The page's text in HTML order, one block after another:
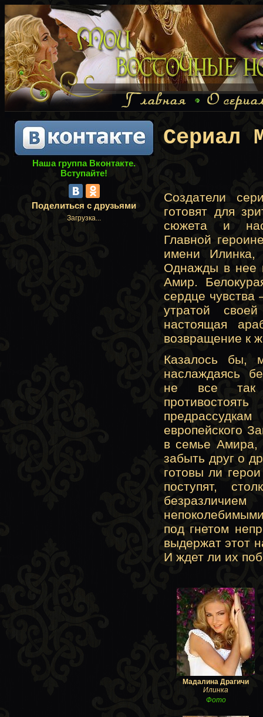
Наша группа Вконтакте.
Вступайте!
Поделиться с друзьями
Загрузка...
Сериал
Создатели
готовят для
сюжета и
Главной
имени Илинка,
Однажды в нее
Амир.
сердце чувства
утратой
настоящая
возвращение к
Казалось бы,
наслаждаясь
не все так
европейского
в семье
забыть друг о
готовы ли
поступят,
под гнетом
выдержат этот
И ждет ли их
Мадалина Драгичи
Илинка
Фото